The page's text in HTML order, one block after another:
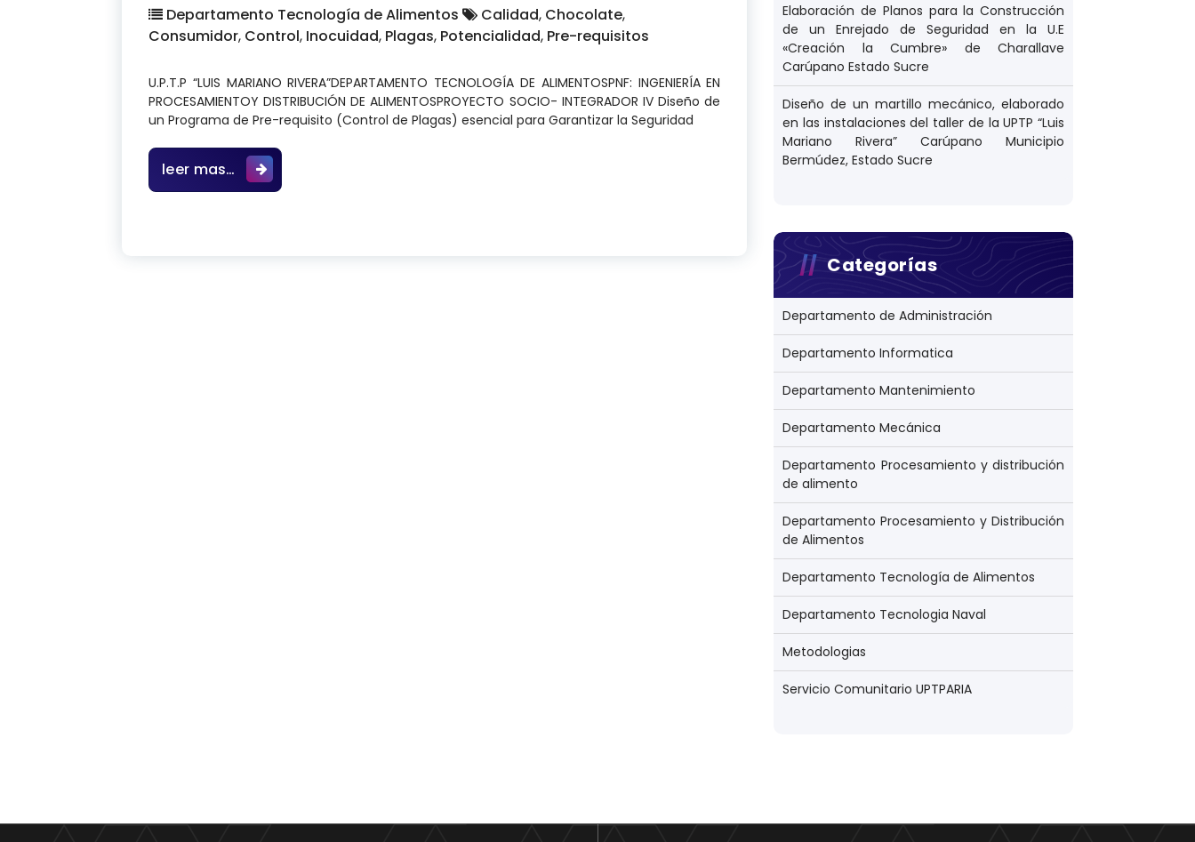
Departamento Tecnología de Alimentos Calidad, Chocolate,
Consumidor, Control, Inocuidad, Plagas, Potencialidad, Pre-requisitos
U.P.T.P “LUIS MARIANO RIVERA”DEPARTAMENTO TECNOLOGÍA DE ALIMENTOSPNF: INGENIERÍA EN
PROCESAMIENTOY DISTRIBUCIÓN DE ALIMENTOSPROYECTO SOCIO- INTEGRADOR IV Diseño de
un Programa de Pre-requisito (Control de Plagas) esencial para Garantizar la Seguridad
leer mas… Diseño de un Programa de Prerrequisito (Control de Plagas) esencial para Garantizar la Seguridad Alimentaria en la
Elaboración de Planos para la Construcción
de un Enrejado de Seguridad en la U.E
«Creación la Cumbre» de Charallave
Carúpano Estado Sucre
Diseño de un martillo mecánico, elaborado
en las instalaciones del taller de la UPTP “Luis
Mariano Rivera” Carúpano Municipio
Bermúdez, Estado Sucre
Categorías
Departamento de Administración
Departamento Informatica
Departamento Mantenimiento
Departamento Mecánica
Departamento Procesamiento y distribución
de alimento
Departamento Procesamiento y Distribución
de Alimentos
Departamento Tecnología de Alimentos
Departamento Tecnologia Naval
Metodologias
Servicio Comunitario UPTPARIA